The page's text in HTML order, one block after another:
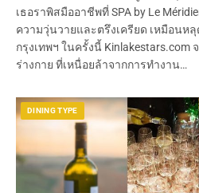
เธอราพิสมืออาชีพที่ SPA by Le
ความวุ่นวายและตรึงเครียด เหมือนห
กรุงเทพฯ ในครั้งนี้
ร่างกาย ที่เหนื่อยล้าจากการทำงาน…
DINING TYPE